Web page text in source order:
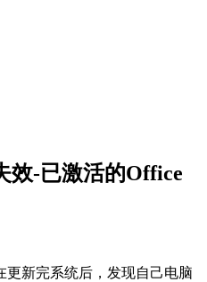
效-已激活的Office
更新完系统后，发现自己电脑